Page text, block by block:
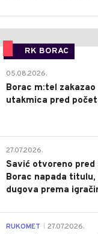
RK BORAC
05.08.2026.
Borac m:tel
utakmica pred
27.07.2026.
Savić otvoreno
Borac napada titulu,
dugova prema
RUKOMET 27.07.2026.